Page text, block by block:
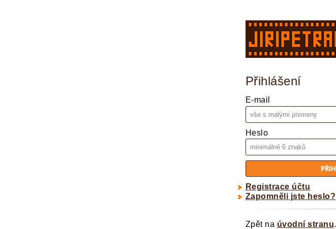
Přihlášení
E-mail
Heslo
Registrace účtu
Zapomněli jste heslo?
Zpět na úvodní stranu.